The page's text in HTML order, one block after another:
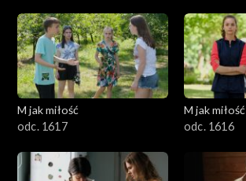
M jak miłość
odc. 1617
M jak miłość
odc. 1616